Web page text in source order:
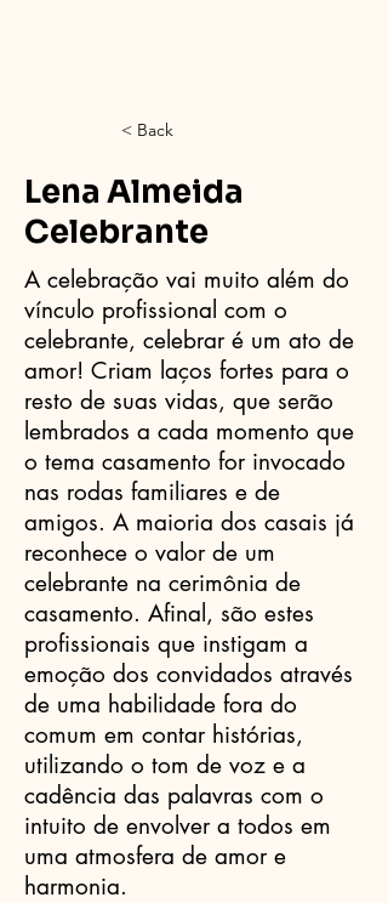
< Back
Lena Almeida
Celebrante
A celebração vai muito além do
vínculo profissional com o
celebrante, celebrar é um ato de
amor! Criam laços fortes para o
resto de suas vidas, que serão
lembrados a cada momento que
o tema casamento for invocado
nas rodas familiares e de
amigos. A maioria dos casais já
reconhece o valor de um
celebrante na cerimônia de
casamento. Afinal, são estes
profissionais que instigam a
emoção dos convidados através
de uma habilidade fora do
comum em contar histórias,
utilizando o tom de voz e a
cadência das palavras com o
intuito de envolver a todos em
uma atmosfera de amor e
harmonia.